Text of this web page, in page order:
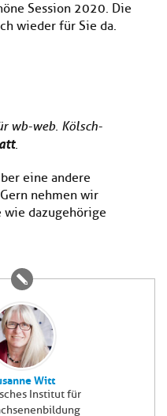
Session 2020. Die
wieder für Sie da.
wb-web. Kölsch-
.
eine andere
nehmen wir
dazugehörige
Witt
Institut für